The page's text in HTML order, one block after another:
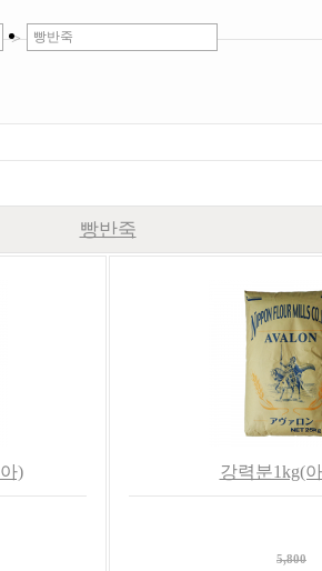
> 빵반죽
빵반죽
) 강력분1kg(
5,800